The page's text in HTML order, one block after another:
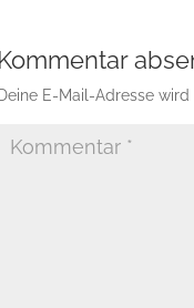
Kommentar
Deine E-Mail-Adresse